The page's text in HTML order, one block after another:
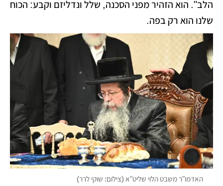
הלב". הוא הזהיר מפני הסכנה, שלל ונדליזם וקבע: הכוח
שלנו הוא רק בפה.
האדמו"ר משבט הלוי שליט"א (צילום: שוקי לרר)